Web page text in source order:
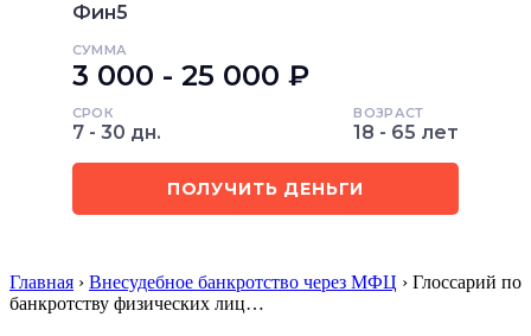
Фин5
СУММА
3 000 - 25 000 ₽
СРОК
7 - 30 дн.
ВОЗРАСТ
18 - 65 лет
ПОЛУЧИТЬ ДЕНЬГИ
Главная › Внесудебное банкротство через МФЦ › Глоссарий по
банкротству физических лиц…